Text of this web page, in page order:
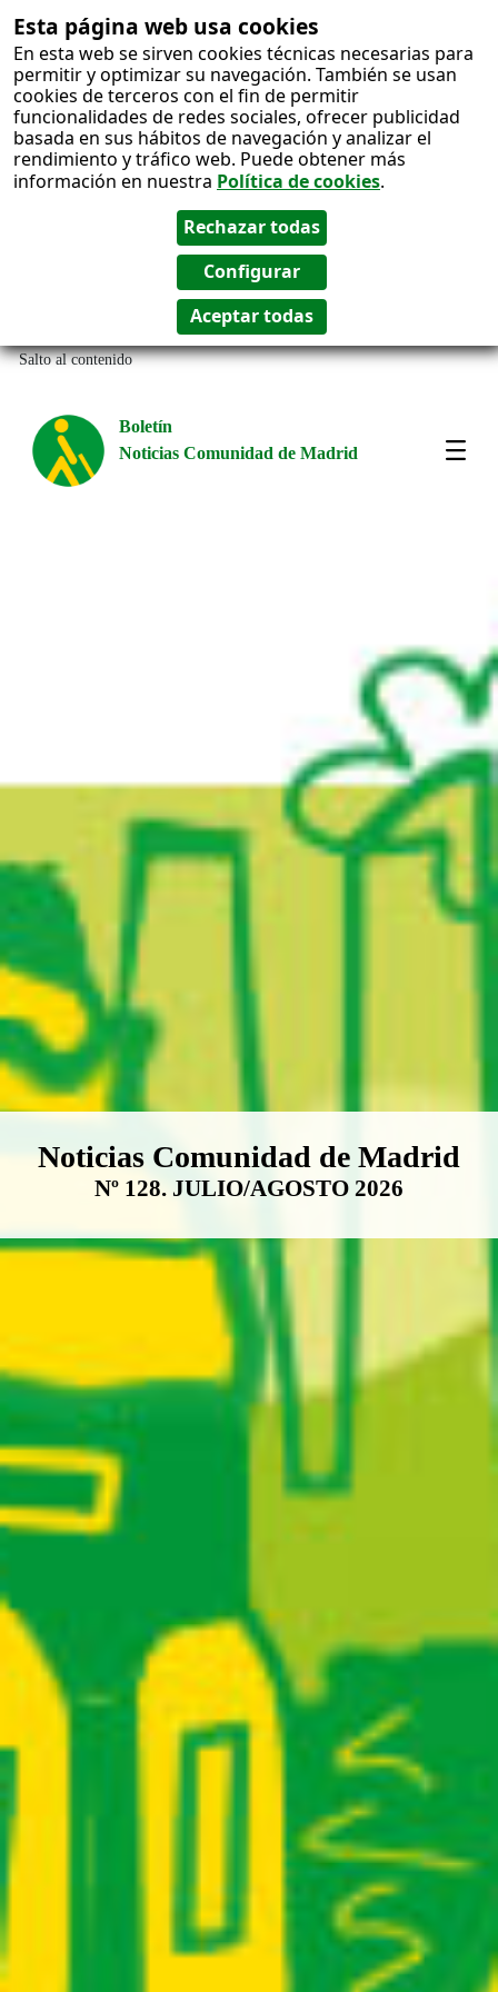
Esta página web usa cookies
En esta web se sirven cookies técnicas necesarias para
permitir y optimizar su navegación. También se usan
cookies de terceros con el fin de permitir
funcionalidades de redes sociales, ofrecer publicidad
basada en sus hábitos de navegación y analizar el
rendimiento y tráfico web. Puede obtener más
información en nuestra Política de cookies.
Salto al contenido
Boletín
Noticias Comunidad de Madrid
Boletín Noticias Comunidad de
Noticias Comunidad de Madrid
Nº 128. JULIO/AGOSTO 2026